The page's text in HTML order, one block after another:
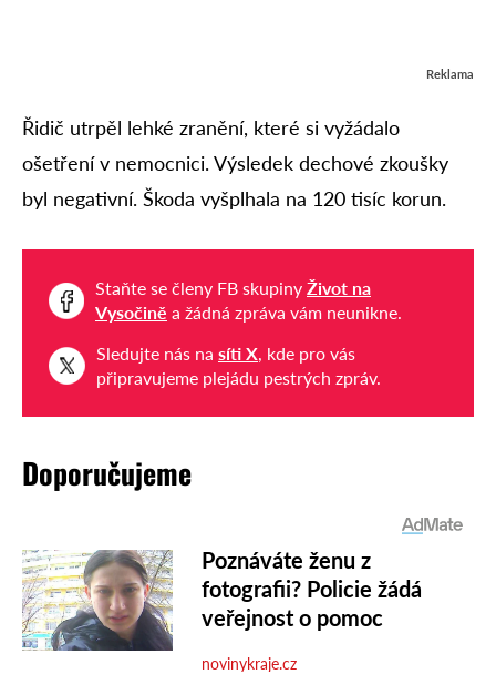
Reklama
Řidič utrpěl lehké zranění, které si vyžádalo
ošetření v nemocnici. Výsledek dechové zkoušky
byl negativní. Škoda vyšplhala na 120 tisíc korun.
Staňte se členy FB skupiny Život na
Vysočině a žádná zpráva vám neunikne.
Sledujte nás na síti X, kde pro vás
připravujeme plejádu pestrých zpráv.
Doporučujeme